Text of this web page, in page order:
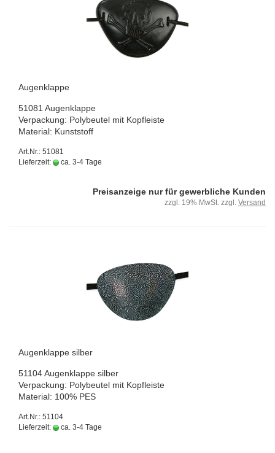
Au­gen­klap­pe
51081 Au­gen­klap­pe
Ver­pa­ckung: Po­ly­beu­tel mit Kopf­leis­te
Ma­te­ri­al: Kunst­stoff
Art.Nr.: 51081
Lieferzeit:
ca. 3-4 Tage
Preisanzeige nur für gewerbliche Kunden
zzgl. 19% MwSt. zzgl. Versand
Au­gen­klap­pe sil­ber
51104 Au­gen­klap­pe sil­ber
Ver­pa­ckung: Po­ly­beu­tel mit Kopf­leis­te
Ma­te­ri­al: 100% PES
Art.Nr.: 51104
Lieferzeit:
ca. 3-4 Tage